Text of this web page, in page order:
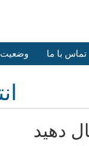
تماس با ما
دهید